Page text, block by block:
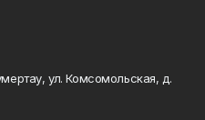
ул. Комсомольская, д.